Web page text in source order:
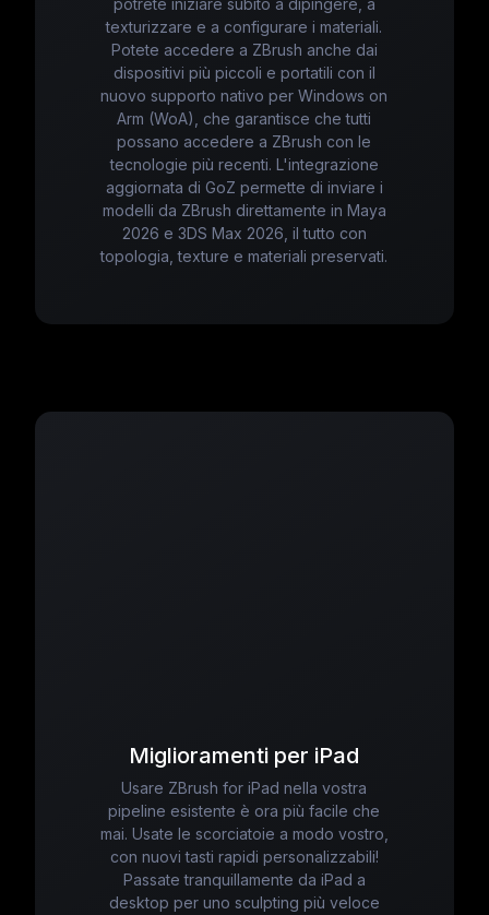
potrete iniziare subito a dipingere, a
texturizzare e a configurare i materiali.
Potete accedere a ZBrush anche dai
dispositivi più piccoli e portatili con il
nuovo supporto nativo per Windows on
Arm (WoA), che garantisce che tutti
possano accedere a ZBrush con le
tecnologie più recenti. L'integrazione
aggiornata di GoZ permette di inviare i
modelli da ZBrush direttamente in Maya
2026 e 3DS Max 2026, il tutto con
topologia, texture e materiali preservati.
Miglioramenti per iPad
Usare ZBrush for iPad nella vostra
pipeline esistente è ora più facile che
mai. Usate le scorciatoie a modo vostro,
con nuovi tasti rapidi personalizzabili!
Passate tranquillamente da iPad a
desktop per uno sculpting più veloce